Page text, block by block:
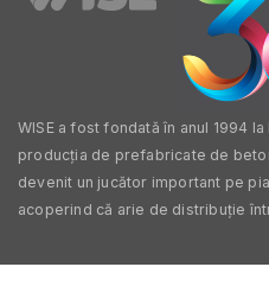
WISE a fost fondată în anul 1994
producția de prefabricate de
devenit un jucător important pe
acoperind că arie de distribuție